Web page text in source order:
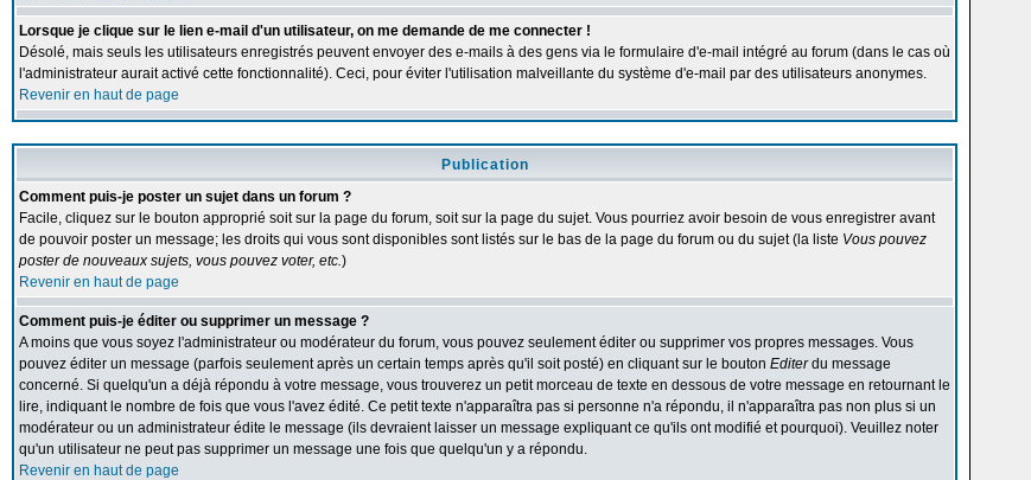
Lorsque je clique sur le lien e-mail d'un utilisateur, on me demande de me connecter !
Désolé, mais seuls les utilisateurs enregistrés peuvent envoyer des e-mails à des gens via le formulaire d'e-mail intégré au forum (dans le cas où
l'administrateur aurait activé cette fonctionnalité). Ceci, pour éviter l'utilisation malveillante du système d'e-mail par des utilisateurs anonymes.
Revenir en haut de page
Publication
Comment puis-je poster un sujet dans un forum ?
Facile, cliquez sur le bouton approprié soit sur la page du forum, soit sur la page du sujet. Vous pourriez avoir besoin de vous enregistrer avant
de pouvoir poster un message; les droits qui vous sont disponibles sont listés sur le bas de la page du forum ou du sujet (la liste Vous pouvez
poster de nouveaux sujets, vous pouvez voter, etc.)
Revenir en haut de page
Comment puis-je éditer ou supprimer un message ?
A moins que vous soyez l'administrateur ou modérateur du forum, vous pouvez seulement éditer ou supprimer vos propres messages. Vous
pouvez éditer un message (parfois seulement après un certain temps après qu'il soit posté) en cliquant sur le bouton Editerdu message
concerné. Si quelqu'un a déjà répondu à votre message, vous trouverez un petit morceau de texte en dessous de votre message en retournant le
lire, indiquant le nombre de fois que vous l'avez édité. Ce petit texte n'apparaîtra pas si personne n'a répondu, il n'apparaîtra pas non plus si un
modérateur ou un administrateur édite le message (ils devraient laisser un message expliquant ce qu'ils ont modifié et pourquoi). Veuillez noter
qu'un utilisateur ne peut pas supprimer un message une fois que quelqu'un y a répondu.
Revenir en haut de page